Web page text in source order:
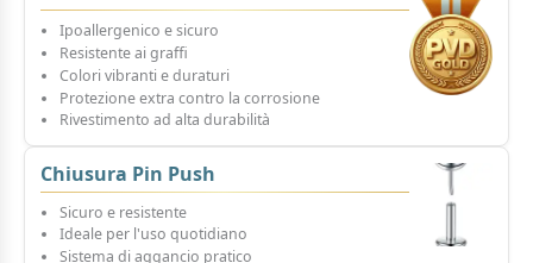
Ipoallergenico e sicuro
Resistente ai graffi
Colori vibranti e duraturi
Protezione extra contro la corrosione
Rivestimento ad alta durabilità
Chiusura Pin Push
Sicuro e resistente
Ideale per l'uso quotidiano
Sistema di aggancio pratico